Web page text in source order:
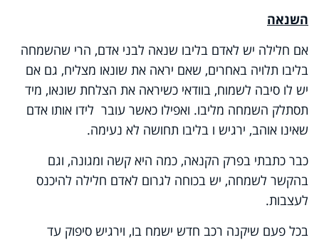
השנאה
אם חלילה יש לאדם בליבו שנאה לבני אדם, הרי שהשמחה
בליבו תלויה באחרים, שאם יראה את שונאו מצליח, גם אם
יש לו סיבה לשמוח, בוודאי כשיראה את הצלחת שונאו, מיד
תסתלק השמחה מליבו. ואפילו כאשר עובר לידו אותו אדם
שאינו אוהב, ירגיש ו בליבו תחושה לא נעימה.
כבר כתבתי בפרק הקנאה, כמה היא קשה ומגונה, וגם
בהקשר לשמחה, יש בכוחה לגרום לאדם חלילה להיכנס
לעצבות.
בכל פעם שיקנה רכב חדש ישמח בו, וירגיש סיפוק עד